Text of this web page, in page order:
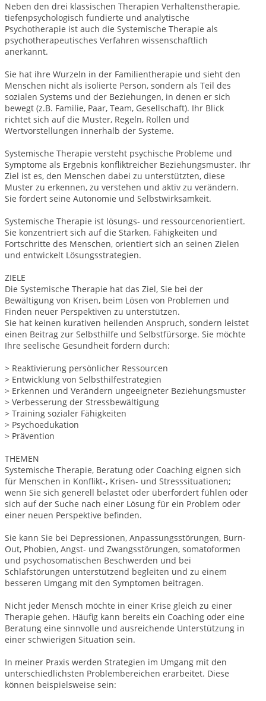
Neben den drei klassischen Therapien Verhaltenstherapie,
tiefenpsychologisch fundierte und analytische
Psychotherapie ist auch die Systemische Therapie als
psychotherapeutisches Verfahren wissenschaftlich
anerkannt.
Sie hat ihre Wurzeln in der Familientherapie und sieht den
Menschen nicht als isolierte Person, sondern als Teil des
sozialen Systems und der Beziehungen, in denen er sich
bewegt (z.B. Familie, Paar, Team, Gesellschaft). Ihr Blick
richtet sich auf die Muster, Regeln, Rollen und
Wertvorstellungen innerhalb der Systeme.
Systemische Therapie versteht psychische Probleme und
Symptome als Ergebnis konfliktreicher Beziehungsmuster. Ihr
Ziel ist es, den Menschen dabei zu unterstützten, diese
Muster zu erkennen, zu verstehen und aktiv zu verändern.
Sie fördert seine Autonomie und Selbstwirksamkeit.
Systemische Therapie ist lösungs- und ressourcenorientiert.
Sie konzentriert sich auf die Stärken, Fähigkeiten und
Fortschritte des Menschen, orientiert sich an seinen Zielen
und entwickelt Lösungsstrategien.
ZIELE
Die Systemische Therapie hat das Ziel, Sie bei der
Bewältigung von Krisen, beim Lösen von Problemen und
Finden neuer Perspektiven zu unterstützen.
Sie hat keinen kurativen heilenden Anspruch, sondern leistet
einen Beitrag zur Selbsthilfe und Selbstfürsorge. Sie möchte
Ihre seelische Gesundheit fördern durch:
> Reaktivierung persönlicher Ressourcen
> Entwicklung von Selbsthilfestrategien
> Erkennen und Verändern ungeeigneter Beziehungsmuster
> Verbesserung der Stressbewältigung
> Training sozialer Fähigkeiten
> Psychoedukation
> Prävention
THEMEN
Systemische Therapie, Beratung oder Coaching eignen sich
für Menschen in Konflikt-, Krisen- und Stresssituationen;
wenn Sie sich generell belastet oder überfordert fühlen oder
sich auf der Suche nach einer Lösung für ein Problem oder
einer neuen Perspektive befinden.
Sie kann Sie bei Depressionen, Anpassungsstörungen, Burn-
Out, Phobien, Angst- und Zwangsstörungen, somatoformen
und psychosomatischen Beschwerden und bei
Schlafstörungen unterstützend begleiten und zu einem
besseren Umgang mit den Symptomen beitragen.
Nicht jeder Mensch möchte in einer Krise gleich zu einer
Therapie gehen. Häufig kann bereits ein Coaching oder eine
Beratung eine sinnvolle und ausreichende Unterstützung in
einer schwierigen Situation sein.
In meiner Praxis werden Strategien im Umgang mit den
unterschiedlichsten Problembereichen erarbeitet. Diese
können beispielsweise sein: